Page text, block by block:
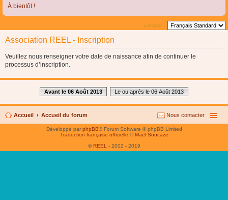
À bientôt !
Langue :
Association REEL - Inscription
Veuillez nous renseigner votre date de naissance afin de continuer le
processus d’inscription.
Avant le 06 Août 2013 Le ou après le 06 Août 2013
Accueil Accueil du forum Nous contacter
Développé parphpBB® Forum Software © phpBB Limited
Traduction française officielle © Maël Soucaze
© REEL - 2002 - 2019